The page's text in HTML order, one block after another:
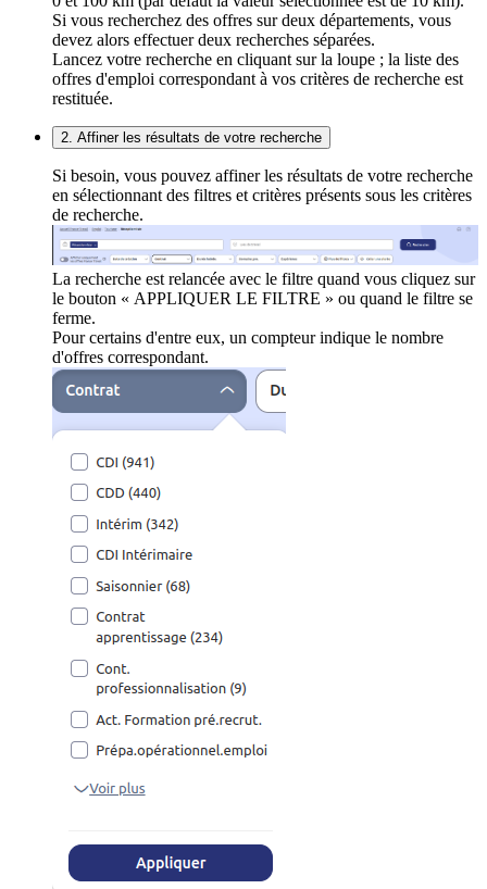
Si vous recherchez des offres sur deux départements, vous
devez alors effectuer deux recherches séparées.
Lancez votre recherche en cliquant sur la loupe ; la liste des
offres d'emploi correspondant à vos critères de recherche est
restituée.
2. Affiner les résultats de votre recherche
Si besoin, vous pouvez affiner les résultats de votre recherche
en sélectionnant des filtres et critères présents sous les critères
de recherche.
La recherche est relancée avec le filtre quand vous cliquez sur
le bouton « APPLIQUER LE FILTRE » ou quand le filtre se
ferme.
Pour certains d'entre eux, un compteur indique le nombre
d'offres correspondant.